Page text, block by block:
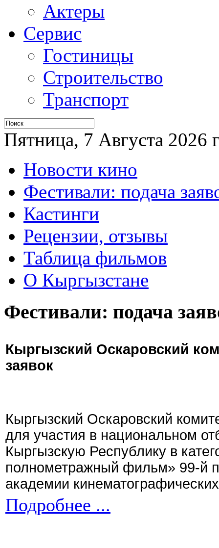
Актеры
Сервис
Гостиницы
Строительство
Транспорт
Пятница, 7 Августа 2026
Новости кино
Фестивали: подача
Кастинги
Рецензии, отзывы
Таблица фильмов
О Кыргызстане
Фестивали: подача
Кыргызский Оскаровский
заявок
Кыргызский Оскаровский
для участия в национальном
Кыргызскую Республику в
полнометражный фильм» 99-й
академии
Подробнее ...